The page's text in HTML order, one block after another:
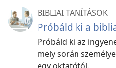
BIBLIAI TANÍTÁSOK
Próbáld ki a
Próbáld ki az
mely során
egy oktatótól.